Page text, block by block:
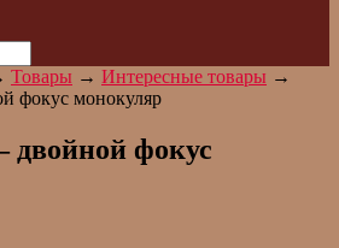
Товары → Интересные товары →
фокус монокуляр
двойной фокус